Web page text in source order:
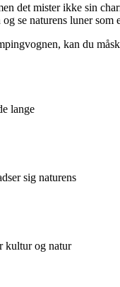
det mister ikke sin
se naturens luner som
kan du
lange
sig naturens
kultur og natur